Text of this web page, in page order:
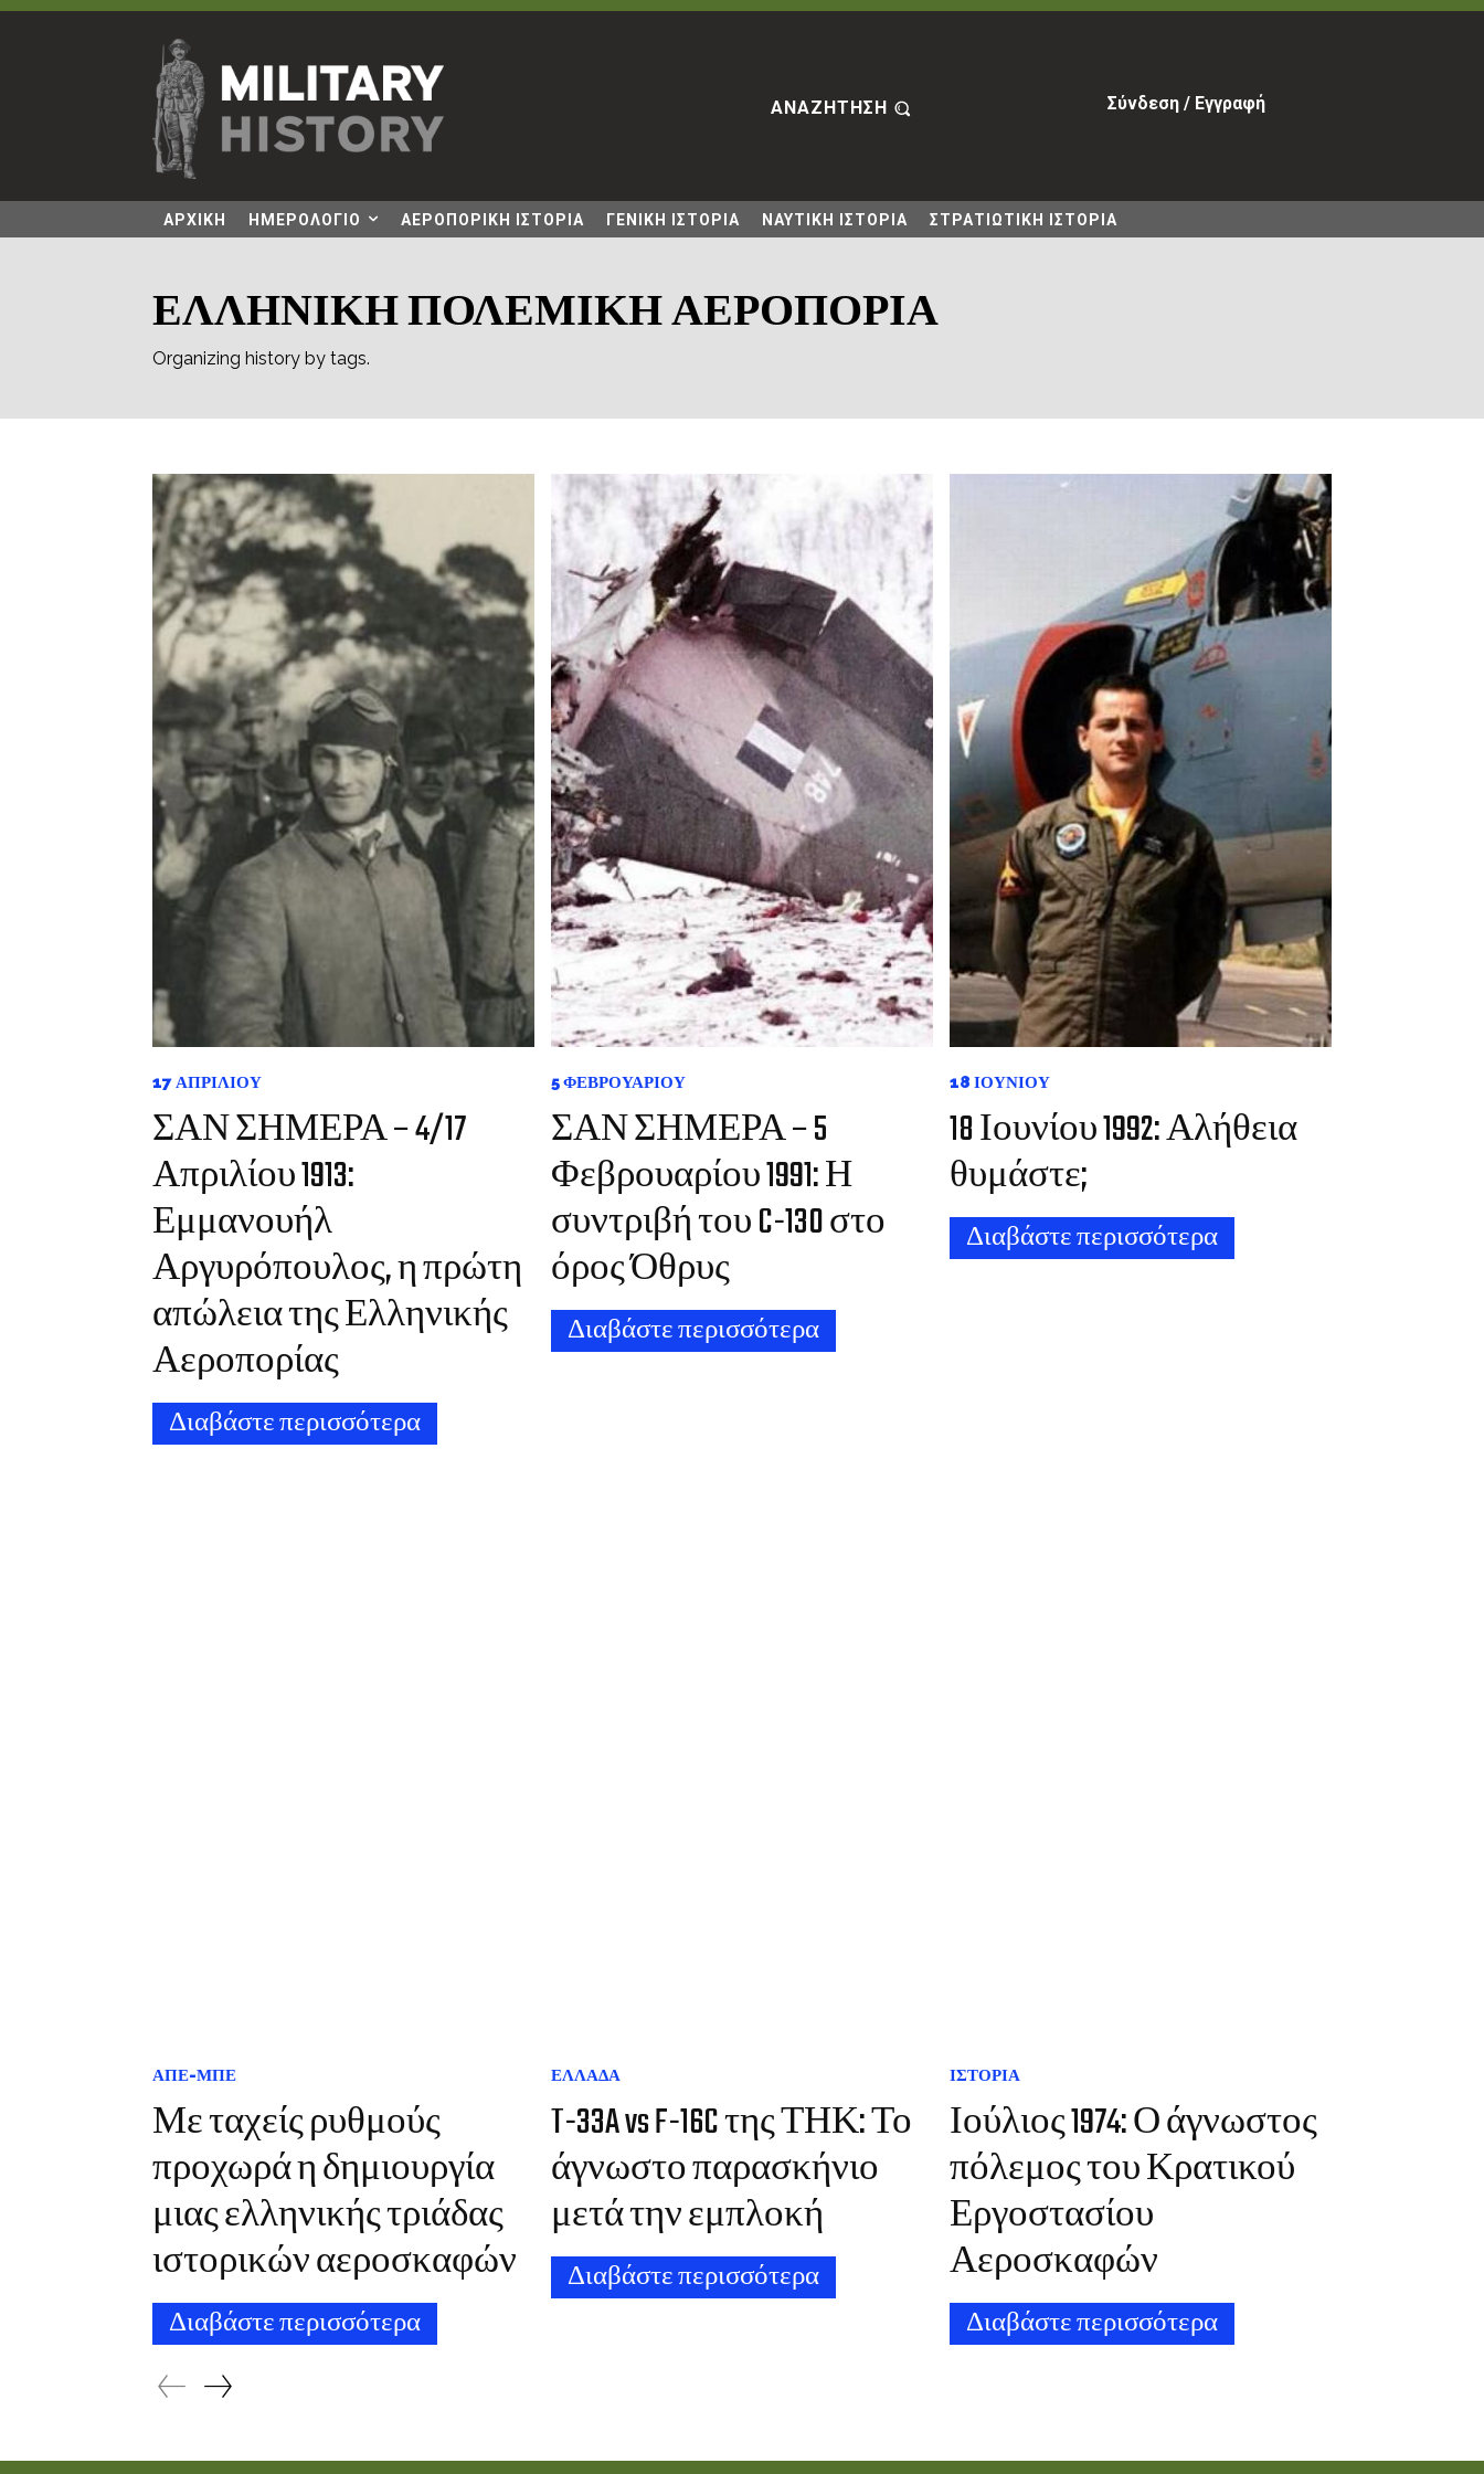
ΑΝΑΖΗΤΗΣΗ Σύνδεση / Εγγραφή
ΑΡΧΙΚΗ ΗΜΕΡΟΛΟΓΙΟ ΑΕΡΟΠΟΡΙΚΗ ΙΣΤΟΡΙΑ ΓΕΝΙΚΗ ΙΣΤΟΡΙΑ ΝΑΥΤΙΚΗ ΙΣΤΟΡΙΑ ΣΤΡΑΤΙΩΤΙΚΗ ΙΣΤΟΡΙΑ
ΕΛΛΗΝΙΚΗ ΠΟΛΕΜΙΚΗ ΑΕΡΟΠΟΡΙΑ
Organizing history by tags.
17 ΑΠΡΙΛΊΟΥ
ΣΑΝ ΣΗΜΕΡΑ – 4/17
Απριλίου 1913:
Εμμανουήλ
Αργυρόπουλος, η πρώτη
απώλεια της Ελληνικής
Αεροπορίας
Διαβάστε περισσότερα
5 ΦΕΒΡΟΥΑΡΊΟΥ
ΣΑΝ ΣΗΜΕΡΑ – 5
Φεβρουαρίου 1991: Η
συντριβή του C-130 στο
όρος Όθρυς
Διαβάστε περισσότερα
18 ΙΟΥΝΊΟΥ
18 Ιουνίου 1992: Αλήθεια
θυμάστε;
Διαβάστε περισσότερα
ΑΠΕ-ΜΠΕ
Με ταχείς ρυθμούς
προχωρά η δημιουργία
μιας ελληνικής τριάδας
ιστορικών αεροσκαφών
Διαβάστε περισσότερα
ΕΛΛΑΔΑ
T-33A vs F-16C της ΤΗΚ: Το
άγνωστο παρασκήνιο
μετά την εμπλοκή
Διαβάστε περισσότερα
ΙΣΤΟΡΙΑ
Ιούλιος 1974: Ο άγνωστος
πόλεμος του Κρατικού
Εργοστασίου
Αεροσκαφών
Διαβάστε περισσότερα